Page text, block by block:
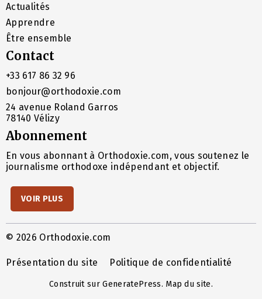
Actualités
Apprendre
Être ensemble
Contact
+33 617 86 32 96
bonjour@orthodoxie.com
24 avenue Roland Garros
78140 Vélizy
Abonnement
En vous abonnant à Orthodoxie.com, vous soutenez le
journalisme orthodoxe indépendant et objectif.
VOIR PLUS
© 2026 Orthodoxie.com
Présentation du site Politique de confidentialité
Construit surGeneratePress. Map du site.